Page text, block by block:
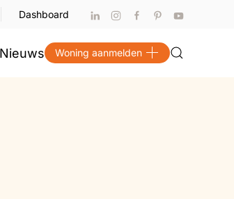
Dashboard
Nieuws Woning aanmelden